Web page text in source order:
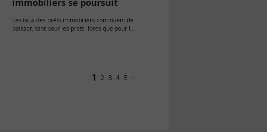
immobiliers se poursuit
Les taux des prêts immobiliers continuent de
baisser, tant pour les prêts libres que pour les
1 2 3 4 5